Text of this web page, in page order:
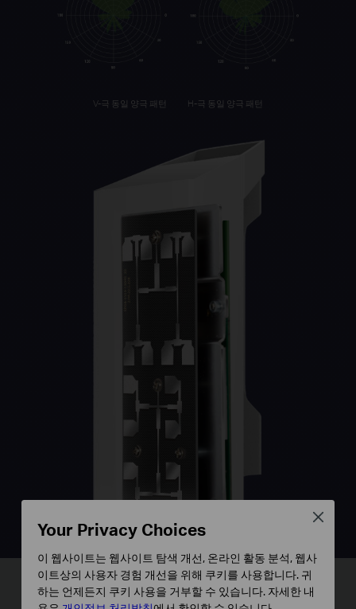
V-극 동일 양극 패턴 H-극 동일 양극 패턴
Your Privacy Choices
이 웹사이트는 웹사이트 탐색 개선, 온라인 활동 분석, 웹사
이트상의 사용자 경험 개선을 위해 쿠키를 사용합니다. 귀
하는 언제든지 쿠키 사용을 거부할 수 있습니다. 자세한 내
Close